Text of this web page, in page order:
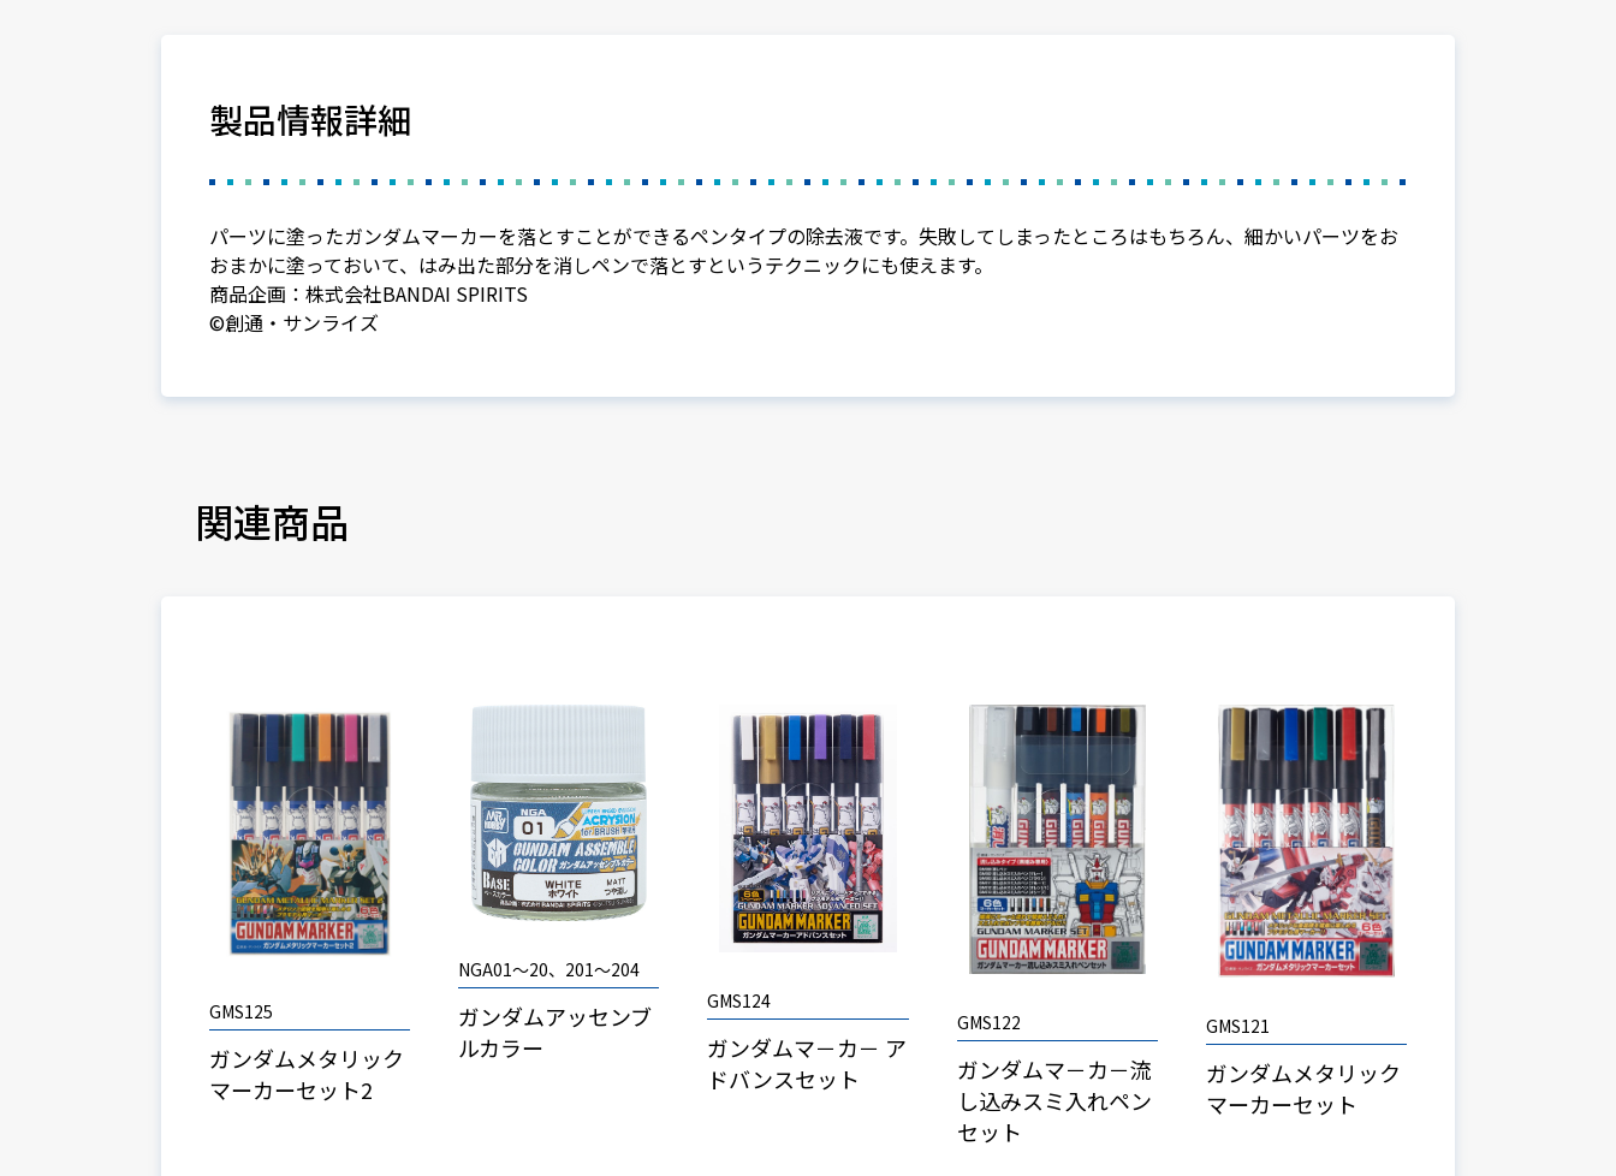
製品情報詳細
パーツに塗ったガンダムマーカーを落とすことができるペンタイプの除去液です。失敗してしまったところはもちろん、細かいパーツをお
おまかに塗っておいて、はみ出た部分を消しペンで落とすというテクニックにも使えます。
商品企画：株式会社BANDAI SPIRITS
©創通・サンライズ
関連商品
GMS125
ガンダムメタリック
マーカーセット2
NGA01～20、201～204
ガンダムアッセンブ
ルカラー
GMS124
ガンダムマ－カ－ ア
ドバンスセット
GMS122
ガンダムマ－カ－流
し込みスミ入れペン
セット
GMS121
ガンダムメタリック
マーカーセット